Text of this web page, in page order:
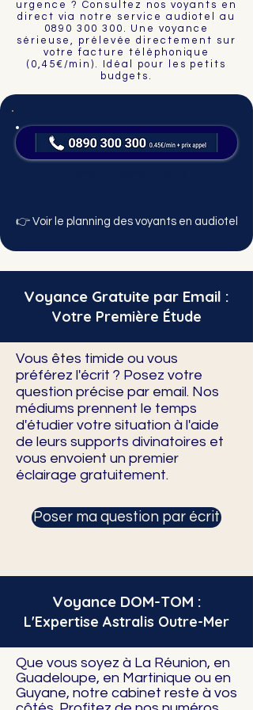
urgence ? Consultez nos voyants en
direct via notre service audiotel au
0890 300 300 . Une voyance
sérieuse, prélevée directement sur
votre facture téléphonique
(0,45€/min). Idéal pour les petits
budgets.
👉 Voir le planning des voyants en audiotel
Voyance Gratuite par Email :
Votre Première Étude
Vous êtes timide ou vous
préférez l'écrit ? Posez votre
question précise par email. Nos
médiums prennent le temps
d'étudier votre situation à l'aide
de leurs supports divinatoires et
vous envoient un premier
éclairage gratuitement.
Poser ma question par écrit
Voyance DOM-TOM :
L'Expertise Astralis Outre-Mer
Que vous soyez à La Réunion, en
Guadeloupe, en Martinique ou en
Guyane, notre cabinet reste à vos